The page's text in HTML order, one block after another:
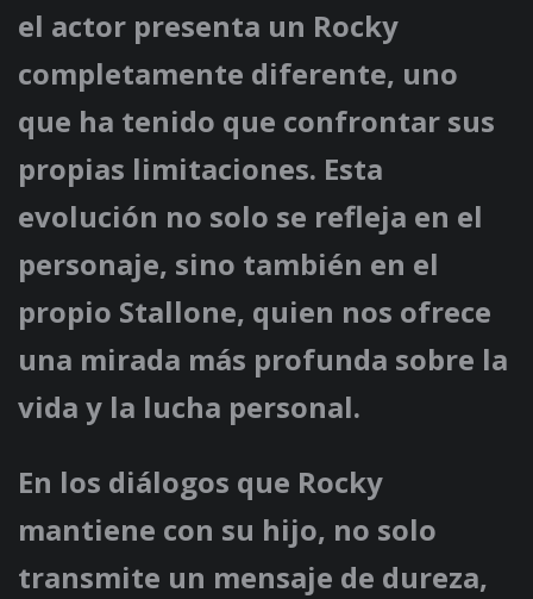
el actor presenta un Rocky
completamente diferente, uno
que ha tenido que confrontar sus
propias limitaciones. Esta
evolución no solo se refleja en el
personaje, sino también en el
propio Stallone, quien nos ofrece
una mirada más profunda sobre la
vida y la lucha personal.
En los diálogos que Rocky
mantiene con su hijo, no solo
transmite un mensaje de dureza,